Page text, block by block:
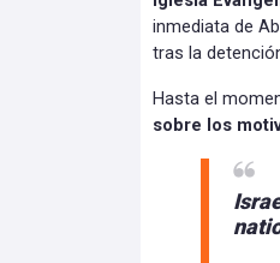
inmediata de
tras la
Hasta el
sobre los